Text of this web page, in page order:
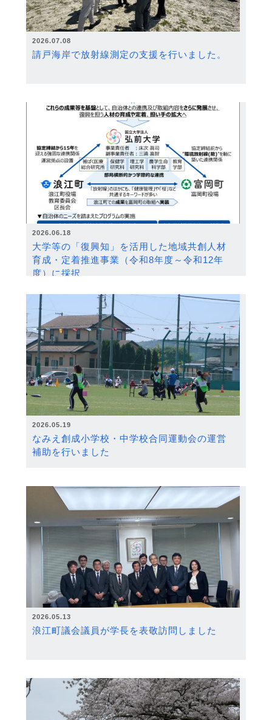
2026.07.08
請戸海岸で放射線測定の支援を行いました。
2026.06.18
大学等の「復興知」を活用した地域共創人材
育成・定着推進事業（令和8年度～令和12年
度）に採択
2026.05.19
なみえ創成小学校・中学校合同運動会の運営
補助を行いました
2026.05.13
浪江町議会議員が学長を表敬訪問しました